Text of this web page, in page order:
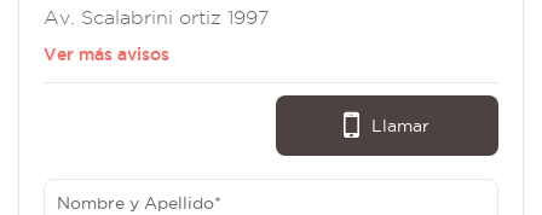
Av. Scalabrini ortiz 1997
Ver más avisos
Llamar